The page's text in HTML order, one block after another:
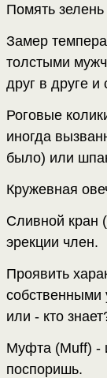
Помять
Замер
толстыми
друг в друге и
Роговые
иногда
было) или
Кружевная
Сливной кран
эрекции член.
Проявить
собственными
или - кто
Муфта (Muff) -
поспоришь.